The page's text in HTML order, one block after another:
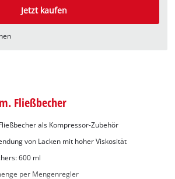
Jetzt kaufen
Fließbecher
als Kompressor-Zubehör
von Lacken mit hoher Viskosität
600 ml
per Mengenregler